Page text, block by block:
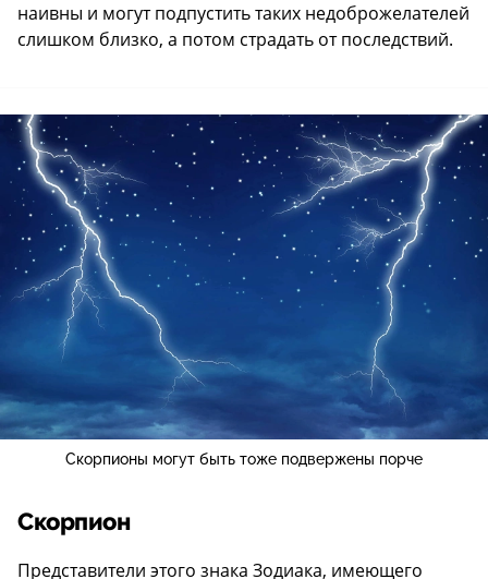
наивны и могут подпустить таких недоброжелателей
слишком близко, а потом страдать от последствий.
Скорпионы могут быть тоже подвержены порче
Скорпион
Представители этого знака Зодиака, имеющего